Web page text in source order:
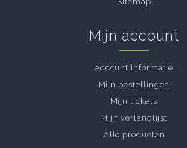
Mijn account
Account informatie
Mijn bestellingen
Mijn tickets
Mijn verlanglijst
Alle producten